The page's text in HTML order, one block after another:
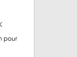
pour